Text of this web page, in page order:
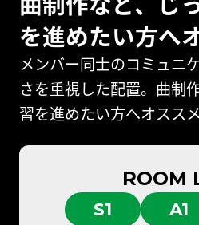
を進めたい方へ
メンバー同士のコミュニ
さを重視した配置。曲制
習を進めたい方へオススメ
ROOM
S1 A1